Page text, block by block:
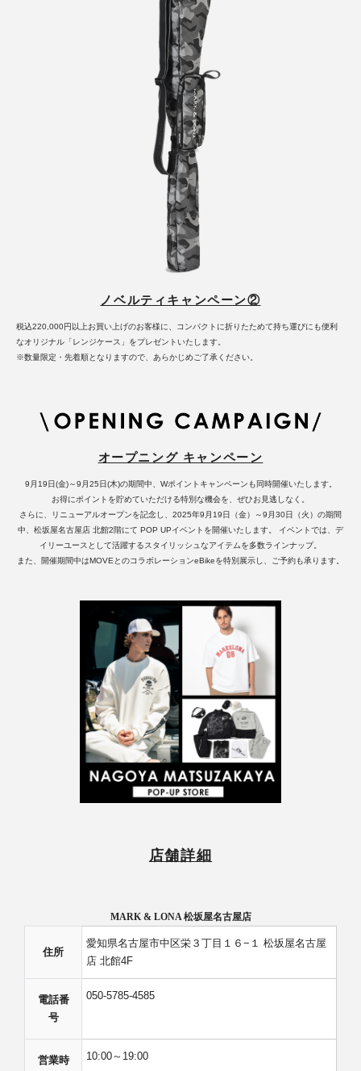
ノベルティキャンペーン②
税込220,000円以上お買い上げのお客様に、コンパクトに折りたためて持ち運びにも便利
なオリジナル「レンジケース」をプレゼントいたします。
※数量限定・先着順となりますので、あらかじめご了承ください。
オープニング キャンペーン
9月19日(金)～9月25日(木)の期間中、Wポイントキャンペーンも同時開催いたします。
お得にポイントを貯めていただける特別な機会を、ぜひお見逃しなく。
さらに、リニューアルオープンを記念し、2025年9月19日（金）～9月30日（火）の期間
中、松坂屋名古屋店 北館2階にて POP UPイベントを開催いたします。 イベントでは、デ
イリーユースとして活躍するスタイリッシュなアイテムを多数ラインナップ。
また、開催期間中はMOVEとのコラボレーションeBikeを特別展示し、ご予約も承ります。
店舗詳細
MARK & LONA 松坂屋名古屋店
住所
愛知県名古屋市中区栄３丁目１６−１ 松坂屋名古屋
店 北館4F
電話番
号
050-5785-4585
営業時
10:00～19:00